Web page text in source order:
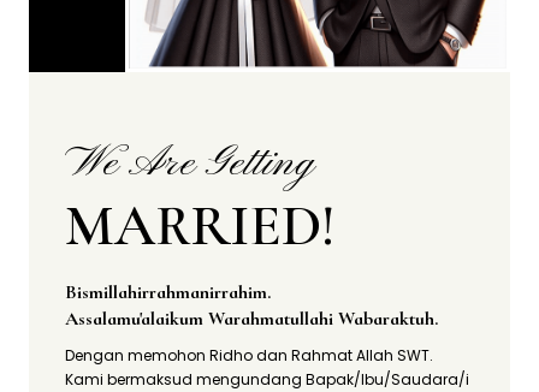
We Are Getting
MARRIED!
Bismillahirrahmanirrahim.
Assalamu'alaikum Warahmatullahi Wabaraktuh.
Dengan memohon Ridho dan Rahmat Allah SWT.
Kami bermaksud mengundang Bapak/Ibu/Saudara/i